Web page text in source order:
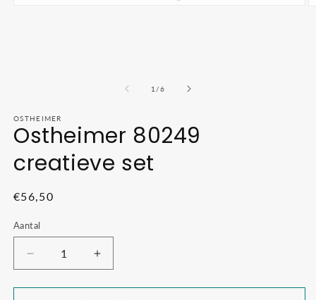
1 /van
6
OSTHEIMER
Ostheimer 80249
creatieve set
Normale
€56,50
Aantal
Aantal
verlagen
voor
Aantal
verhogen
voor